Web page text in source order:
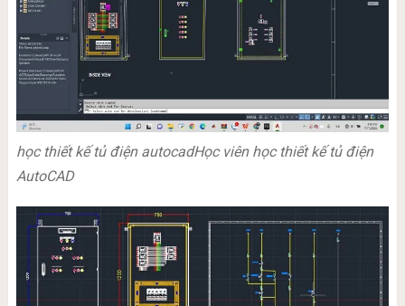
học thiết kế tủ điện autocadHọc viên học thiết kế tủ điện
AutoCAD